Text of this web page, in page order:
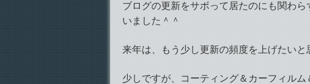
ブログの更新をサボって居たのにも関わ
いました＾＾
来年は、もう少し更新の頻度を上げたい
少しですが、コーティング＆カーフィル